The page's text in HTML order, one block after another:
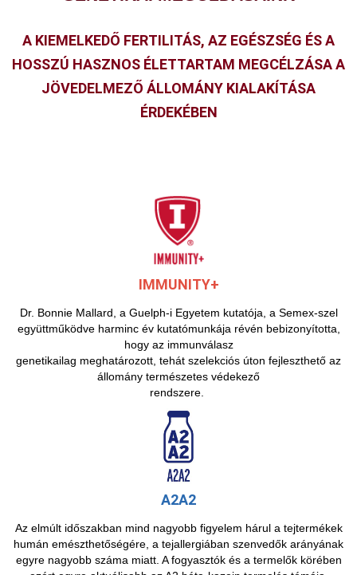
A KIEMELKEDŐ FERTILITÁS, AZ EGÉSZSÉG ÉS A
HOSSZÚ HASZNOS ÉLETTARTAM MEGCÉLZÁSA A
JÖVEDELMEZŐ ÁLLOMÁNY KIALAKÍTÁSA
ÉRDEKÉBEN
IMMUNITY+
Dr. Bonnie Mallard, a Guelph-i Egyetem kutatója, a Semex-szel
együttműködve harminc év kutatómunkája révén bebizonyította,
hogy az immunválasz
genetikailag meghatározott, tehát szelekciós úton fejleszthető az
állomány természetes védekező
rendszere.
A2A2
Az elmúlt időszakban mind nagyobb figyelem hárul a tejtermékek
humán emészthetőségére, a tejallergiában szenvedők arányának
egyre nagyobb száma miatt. A fogyasztók és a termelők körében